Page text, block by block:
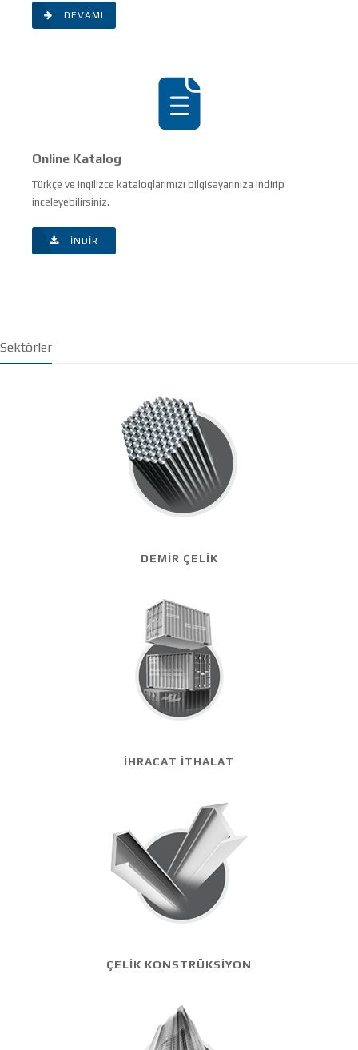
DEVAMI
Online Katalog
Türkçe ve ingilizce kataloglarımızı bilgisayarınıza indirip
inceleyebilirsiniz.
İNDIR
Sektörler
DEMİR ÇELİK
İHRACAT İTHALAT
ÇELİK KONSTRÜKSİYON